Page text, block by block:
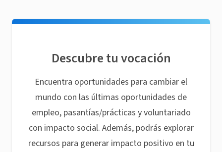
Descubre tu vocación
Encuentra oportunidades para cambiar el
mundo con las últimas oportunidades de
empleo, pasantías/prácticas y voluntariado
con impacto social. Además, podrás explorar
recursos para generar impacto positivo en tu